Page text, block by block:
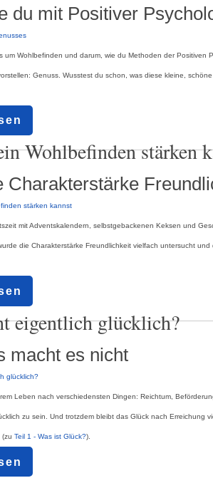
du mit Positiver
um Wohlbefinden und darum, wie du Methoden der Positiven
Genuss. Wusstest du schon, was diese kleine,
Wohlbefinden stärken
Charakterstärke
mit Adventskalendern, selbstgebackenen Keksen und
die Charakterstärke Freundlichkeit vielfach untersucht
eigentlich glücklich?
macht es nicht
Leben nach verschiedensten Dingen: Reichtum,
zu sein. Und trotzdem bleibt das Glück nach Erreichung
(zuTeil 1 - Was ist Glück?).